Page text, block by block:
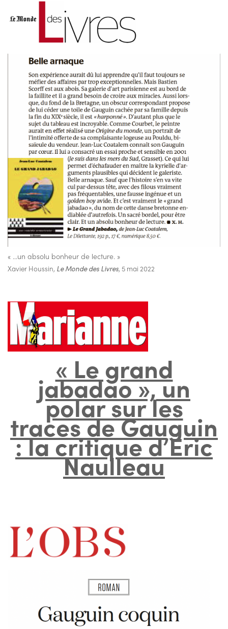
« …un absolu bonheur de lecture. »
Xavier Houssin, Le Monde des Livres, 5 mai 2022
« Le grand
jabadao », un
polar sur les
traces de Gauguin
: la critique d’Éric
Naulleau